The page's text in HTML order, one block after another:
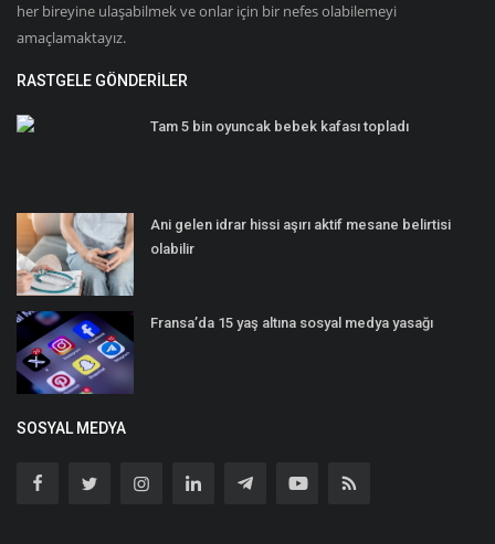
her bireyine ulaşabilmek ve onlar için bir nefes olabilemeyi
amaçlamaktayız.
RASTGELE GÖNDERILER
Tam 5 bin oyuncak bebek kafası topladı
Ani gelen idrar hissi aşırı aktif mesane belirtisi
olabilir
Fransa’da 15 yaş altına sosyal medya yasağı
SOSYAL MEDYA